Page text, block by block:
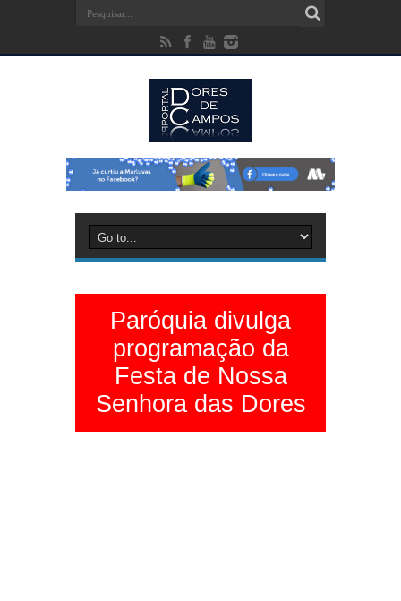
Paróquia divulga
programação da
Festa de Nossa
Senhora das Dores